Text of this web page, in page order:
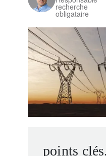
recherche
obligataire
points clés.